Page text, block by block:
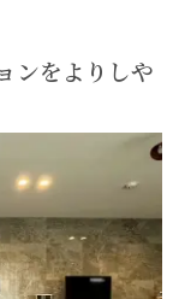
ンをよりしや